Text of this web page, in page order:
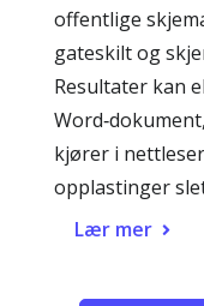
offentlige
gateskilt og
Resultater kan
kjører i
opplastinger
Lær mer